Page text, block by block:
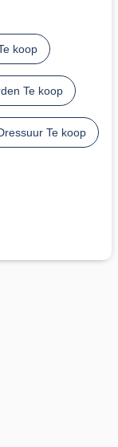
koop
Te koop
Te koop